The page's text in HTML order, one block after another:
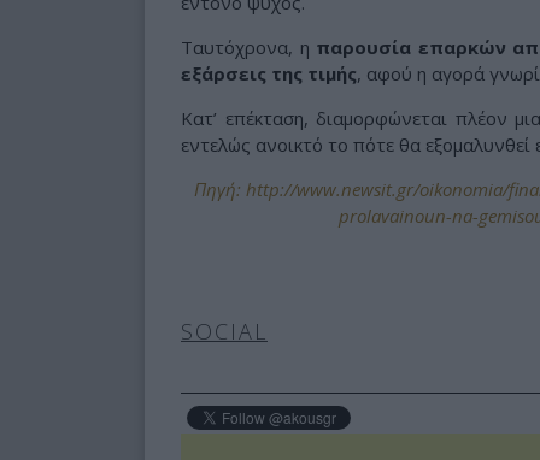
Ταυτόχρονα, η παρουσία επαρκών
εξάρσεις της τιμής, αφού η αγορά
Κατ’ επέκταση, διαμορφώνεται πλέον
εντελώς ανοικτό το πότε θα
Πηγή: http://www.newsit.gr/oikonomia/
prolavainoun-na-
SOCIAL